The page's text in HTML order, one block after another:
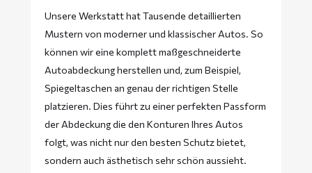
Unsere Werkstatt hat Tausende detaillierten
Mustern von moderner und klassischer Autos. So
können wir eine komplett maßgeschneiderte
Autoabdeckung herstellen und, zum Beispiel,
Spiegeltaschen an genau der richtigen Stelle
platzieren. Dies führt zu einer perfekten Passform
der Abdeckung die den Konturen Ihres Autos
folgt, was nicht nur den besten Schutz bietet,
sondern auch ästhetisch sehr schön aussieht.